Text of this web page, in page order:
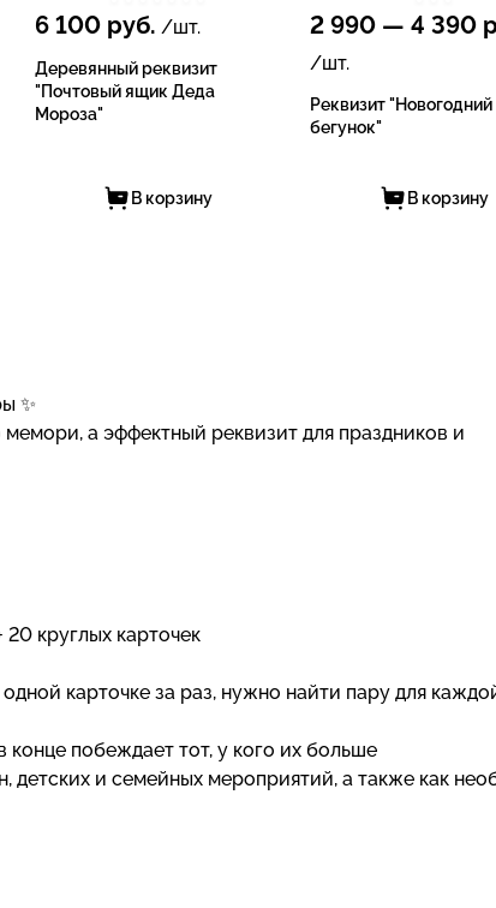
6 100руб. /шт.
Деревянный реквизит
"Почтовый ящик Деда
Мороза"
В корзину
2 990 —4 390
/шт.
Реквизит "Новогодний
бегунок"
В корзину
✨
а эффектный реквизит для праздников и
круглых карточек
карточке за раз, нужно найти пару для
побеждает тот, у кого их больше
детских и семейных мероприятий, а также как